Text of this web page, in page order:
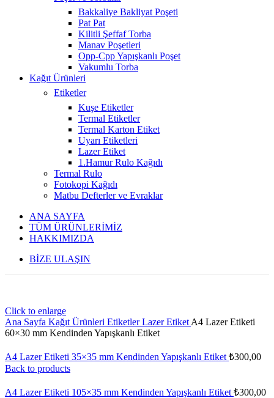
Bakkaliye Bakliyat Poşeti
Pat Pat
Kilitli Şeffaf Torba
Manav Poşetleri
Opp-Cpp Yapışkanlı Poşet
Vakumlu Torba
Kağıt Ürünleri
Etiketler
Kuşe Etiketler
Termal Etiketler
Termal Karton Etiket
Uyarı Etiketleri
Lazer Etiket
1.Hamur Rulo Kağıdı
Termal Rulo
Fotokopi Kağıdı
Matbu Defterler ve Evraklar
ANA SAYFA
TÜM ÜRÜNLERİMİZ
HAKKIMIZDA
BİZE ULAŞIN
Click to enlarge
Ana Sayfa Kağıt Ürünleri EtiketlerLazer Etiket A4 Lazer Etiketi
60×30 mm Kendinden Yapışkanlı Etiket
A4 Lazer Etiketi 35×35 mm Kendinden Yapışkanlı Etiket ₺300,00
Back to products
A4 Lazer Etiketi 105×35 mm Kendinden Yapışkanlı Etiket ₺300,00